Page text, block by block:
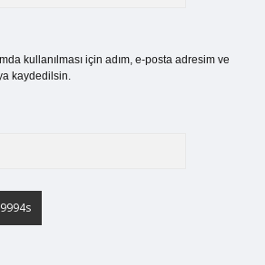
kullanılması için adım, e-posta adresim ve
kaydedilsin.